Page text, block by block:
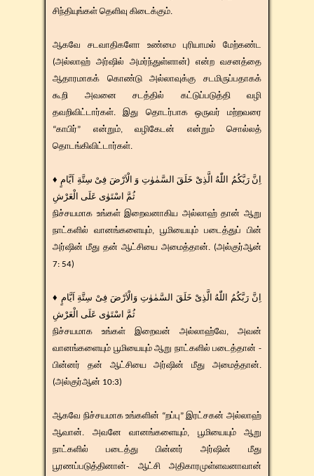
சிந்தியுங்கள் தெளிவு கிடைக்கும்.
ஆகவே சடவாதிகளோ உண்மை புரியாமல் மேற்கண்ட
(அல்லாஹ் அர்ஷில் அமர்ந்துள்ளான்) என்ற வசனத்தை
ஆதாரமாகக் கொண்டு அல்லாவுக்கு சடமிருப்பதாகக்
கூறி அவனை சடத்தில் கட்டுப்படுத்தி வழி
தவறிவிட்டார்கள். இது தொடர்பாக ஒருவர் மற்றவரை
“காபிர்” என்றும், வழிகேடன் என்றும் சொல்லத்
தொடங்கிவிட்டார்கள்.
♦ اِنَّ رَبَّكُمُ اللّٰهُ الَّذِىْ خَلَقَ السَّمٰوٰتِ وَ الْاَرْضَ فِىْ سِتَّةِ اَيَّامٍ
ثُمَّ اسْتَوٰى عَلَى الْعَرْشِ
நிச்சயமாக உங்கள் இறைவனாகிய அல்லாஹ் தான் ஆறு
நாட்களில் வானங்களையும், பூமியையும் படைத்துப் பின்
அர்ஷின் மீது தன் ஆட்சியை அமைத்தான். (அல்குர்ஆன்
7: 54)
♦ اِنَّ رَبَّكُمُ اللّٰهُ الَّذِىْ خَلَقَ السَّمٰوٰتِ وَالْاَرْضَ فِىْ سِتَّةِ اَيَّامٍ
நிச்சயமாக உங்கள் இறைவன் அல்லாஹ்வே, அவன்
வானங்களையும் பூமியையும் ஆறு நாட்களில் படைத்தான் -
பின்னர் தன் ஆட்சியை அர்ஷின் மீது அமைத்தான்.
(அல்குர்ஆன் 10:3)
ஆகவே நிச்சயமாக உங்களின் “றப்பு” இரட்சகன் அல்லாஹ்
ஆவான். அவனே வானங்களையும், பூமியையும் ஆறு
நாட்களில் படைத்து பின்னர் அர்ஷின் மீது
பூரணப்படுத்தினான்- ஆட்சி அதிகாரமுள்ளவனாவான்